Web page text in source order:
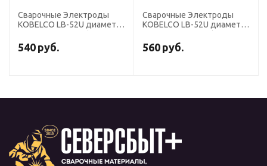
Сварочные Электроды
KOBELCO LB-52U диаметр
Э50А, пост+перем. ток,
основной)
540 руб.
Сварочные Электроды
KOBELCO LB-52U диаметр
Э50А, пост+перем. ток,
основной)
560 руб.